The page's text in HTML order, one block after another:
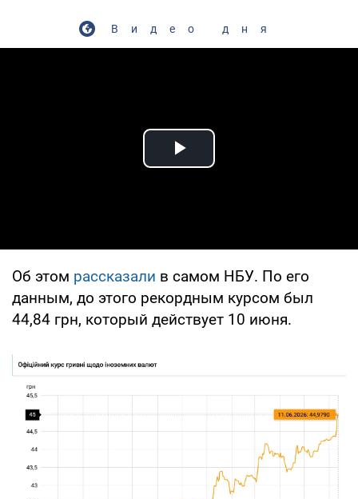
Видео дня
Play Video
Об этом рассказали в самом НБУ. По его
данным, до этого рекордным курсом был
44,84 грн, который действует 10 июня.